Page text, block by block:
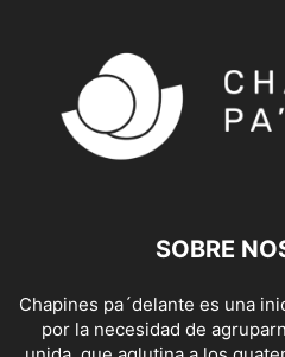
SOBRE
Chapines pa´delante es una
por la necesidad de